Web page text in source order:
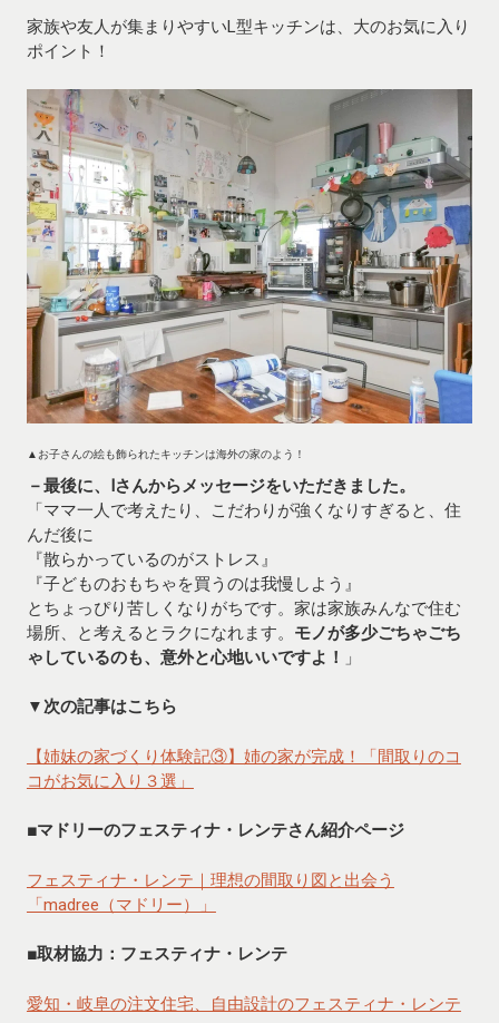
家族や友人が集まりやすいL型キッチンは、大のお気に入り
ポイント！
▲お子さんの絵も飾られたキッチンは海外の家のよう！
－最後に、Iさんからメッセージをいただきました。
「ママ一人で考えたり、こだわりが強くなりすぎると、住
んだ後に
『散らかっているのがストレス』
『子どものおもちゃを買うのは我慢しよう』
とちょっぴり苦しくなりがちです。家は家族みんなで住む
場所、と考えるとラクになれます。 モノが多少ごちゃごち
ゃしているのも、意外と心地いいですよ！
」
▼ 次の記事はこちら
【姉妹の家づくり体験記③】姉の家が完成！「間取りのコ
コがお気に入り３選」
■マドリーのフェスティナ・レンテさん紹介ページ
フェスティナ・レンテ｜理想の間取り図と出会う
「madree（マドリー）」
■取材協力：フェスティナ・レンテ
愛知・岐阜の注文住宅、自由設計のフェスティナ・レンテ